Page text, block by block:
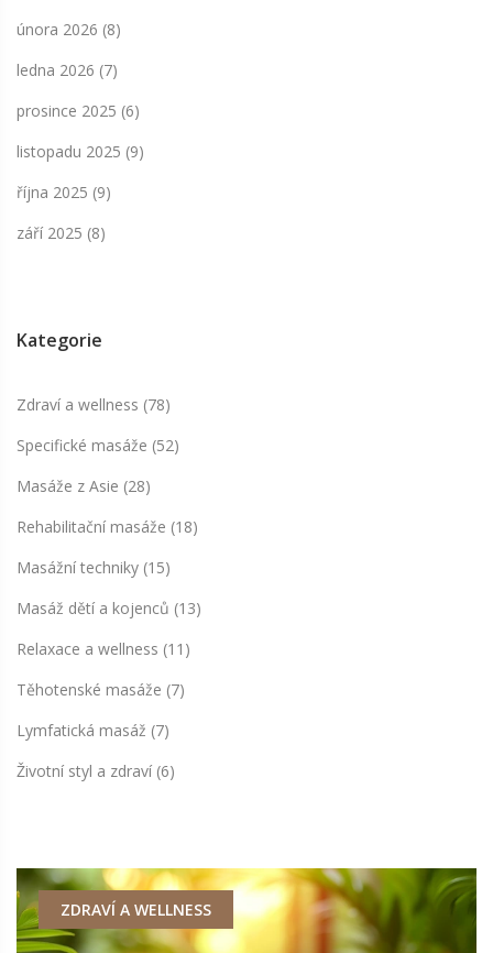
února 2026 (8)
ledna 2026 (7)
prosince 2025 (6)
listopadu 2025 (9)
října 2025 (9)
září 2025 (8)
Kategorie
Zdraví a wellness (78)
Specifické masáže (52)
Masáže z Asie (28)
Rehabilitační masáže (18)
Masážní techniky (15)
Masáž dětí a kojenců (13)
Relaxace a wellness (11)
Těhotenské masáže (7)
Lymfatická masáž (7)
Životní styl a zdraví (6)
ZDRAVÍ A WELLNESS